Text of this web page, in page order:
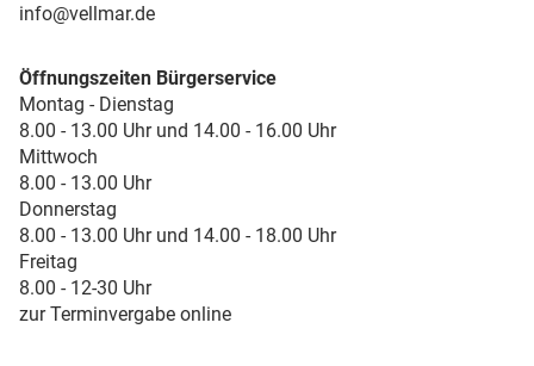
info@vellmar.de
Öffnungszeiten Bürgerservice
Montag - Dienstag
8.00 - 13.00 Uhr und 14.00 - 16.00 Uhr
Mittwoch
8.00 - 13.00 Uhr
Donnerstag
8.00 - 13.00 Uhr und 14.00 - 18.00 Uhr
Freitag
8.00 - 12-30 Uhr
zur Terminvergabe online